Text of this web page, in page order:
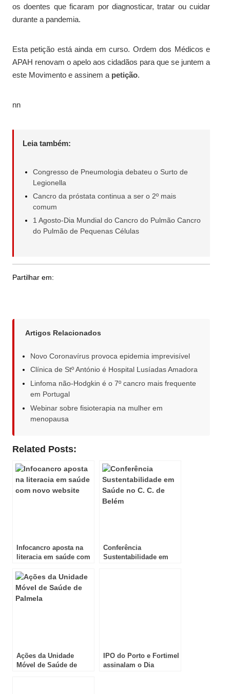
os doentes que ficaram por diagnosticar, tratar ou cuidar
durante a pandemia.
Esta petição está ainda em curso. Ordem dos Médicos e
APAH renovam o apelo aos cidadãos para que se juntem a
este Movimento e assinem a petição.
nn
Leia também:
Congresso de Pneumologia debateu o Surto de
Legionella
Cancro da próstata continua a ser o 2º mais
comum
1 Agosto-Dia Mundial do Cancro do Pulmão Cancro
do Pulmão de Pequenas Células
Partilhar em:
Artigos Relacionados
Novo Coronavírus provoca epidemia imprevisível
Clínica de Stº António é Hospital Lusíadas Amadora
Linfoma não-Hodgkin é o 7º cancro mais frequente
em Portugal
Webinar sobre fisioterapia na mulher em
menopausa
Related Posts:
Infocancro aposta na
literacia em saúde com
Conferência
Sustentabilidade em
Ações da Unidade
Móvel de Saúde de
IPO do Porto e Fortimel
assinalam o Dia